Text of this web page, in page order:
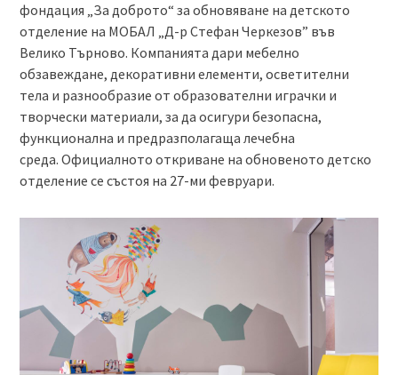
фондация „За доброто“ за обновяване на детското
отделение на МОБАЛ „Д-р Стефан Черкезов” във
Велико Търново. Компанията дари мебелно
обзавеждане, декоративни елементи, осветителни
тела и разнообразие от образователни играчки и
творчески материали, за да осигури безопасна,
функционална и предразполагаща лечебна
среда. Официалното откриване на обновеното детско
отделение се състоя на 27-ми февруари.